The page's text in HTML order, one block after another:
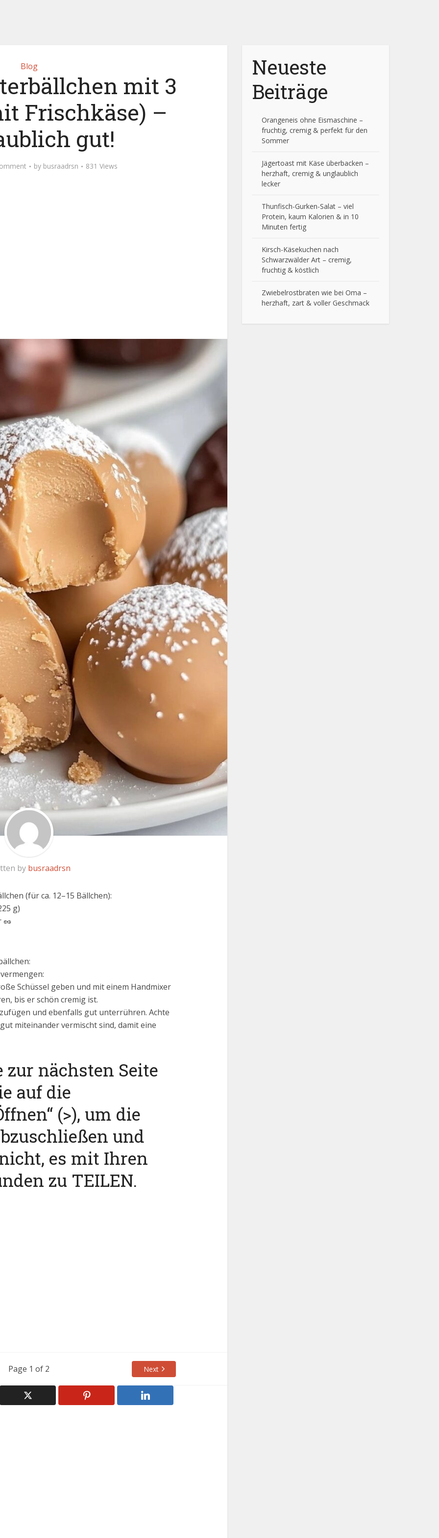
Blog
mit 3
Frischkäse) –
gut!
by busraadrsn 831 Views
by busraadrsn
(für ca. 12–15 Bällchen):
g)
🥜
Schüssel geben und mit einem Handmixer
bis er schön cremig ist.
und ebenfalls gut unterrühren. Achte
miteinander vermischt sind, damit eine
zur nächsten Seite
auf die
(>), um die
und
es mit Ihren
zu TEILEN.
Page 1 of 2 Next
Neueste
Beiträge
Orangeneis ohne Eismaschine –
fruchtig, cremig & perfekt für den
Sommer
Jägertoast mit Käse überbacken –
herzhaft, cremig & unglaublich
lecker
Thunfisch-Gurken-Salat – viel
Protein, kaum Kalorien & in 10
Minuten fertig
Kirsch-Käsekuchen nach
Schwarzwälder Art – cremig,
fruchtig & köstlich
Zwiebelrostbraten wie bei Oma –
herzhaft, zart & voller Geschmack